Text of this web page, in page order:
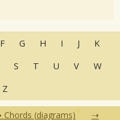
F G H I J
K
S T U V
W
Z
Chords (diagrams)